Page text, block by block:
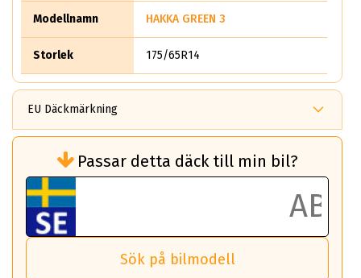
Modellnamn HAKKA GREEN 3
Storlek 175/65R14
EU Däckmärkning
bränsleförbrukningen)
Det ska vara en betygsskala från klass A
till G för rullmotstånd.
Ett klass A däck kommer ha 6,5% bättre
bränsleförbrukning än ett klass G däck.
Det betyder att om man kör 10,000 km,
så sparar man 50 liter bränsle med ett
Passar detta däck till min bil?
Sök på bilmodell